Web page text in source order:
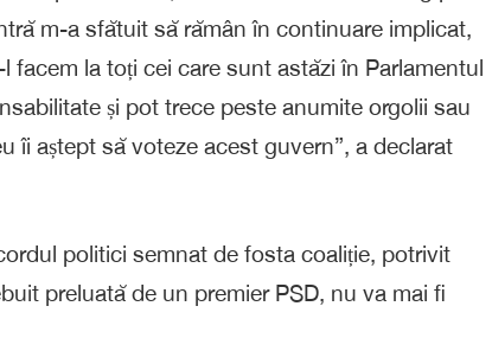
m-a sfătuit să rămân în continuare implicat,
facem la toți cei care sunt astăzi în Parlamentul
și pot trece peste anumite orgolii sau
îi aștept să voteze acest guvern”, a declarat
politici semnat de fosta coaliție, potrivit
preluată de un premier PSD, nu va mai fi